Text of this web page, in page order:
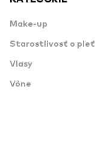
Make-up
Starostlivosť o pleť
Vlasy
Vône